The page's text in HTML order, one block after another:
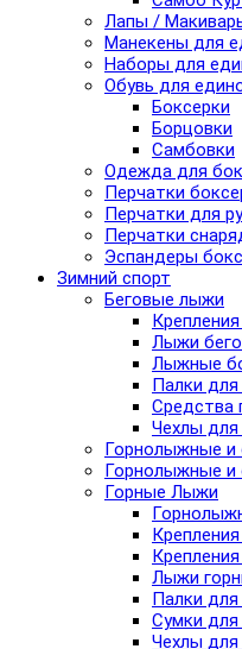
Лапы /
Манекены для
Наборы для
Обувь для
Боксерки
Борцовки
Самбовки
Одежда для
Перчатки
Перчатки для
Перчатки
Эспандеры
Зимний спорт
Беговые лыжи
Лыжи
Лыжные
Палки
Средства
Чехлы
Горнолыжные и
Горнолыжные и
Горные Лыжи
Лыжи
Палки
Сумки
Чехлы